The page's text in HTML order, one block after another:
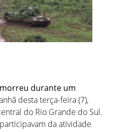
durante um
desta terça-feira (7),
do Rio Grande do Sul.
da atividade